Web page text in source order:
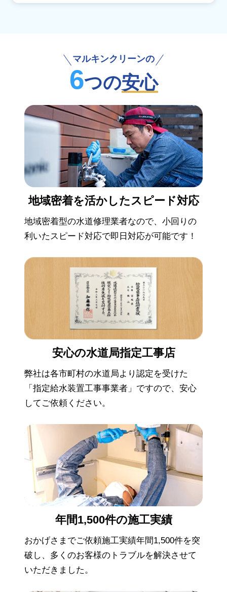
マルキンクリーンの
6つの安心
地域密着を活かしたスピード対応
地域密着型の水道修理業者なので、小回りの
利いたスピード対応で即日対応が可能です！
安心の水道局指定工事店
弊社は各市町村の水道局より認定を受けた
「指定給水装置工事事業者」ですので、安心
してご依頼ください。
年間1,500件の施工実績
おかげさまでご依頼施工実績年間1,500件を突
破し、多くのお客様のトラブルを解決させて
いただきました。